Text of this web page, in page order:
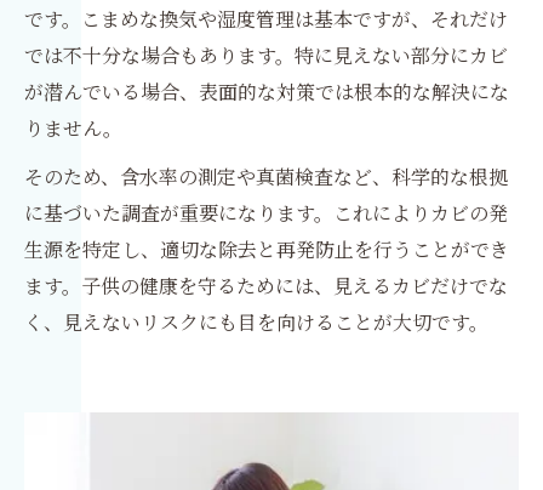
です。こまめな換気や湿度管理は基本ですが、それだけ
では不十分な場合もあります。特に見えない部分にカビ
が潜んでいる場合、表面的な対策では根本的な解決にな
りません。
そのため、含水率の測定や真菌検査など、科学的な根拠
に基づいた調査が重要になります。これによりカビの発
生源を特定し、適切な除去と再発防止を行うことができ
ます。子供の健康を守るためには、見えるカビだけでな
く、見えないリスクにも目を向けることが大切です。